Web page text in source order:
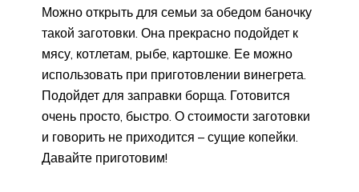
Можно открыть для семьи за обедом баночку
такой заготовки. Она прекрасно подойдет к
мясу, котлетам, рыбе, картошке. Ее можно
использовать при приготовлении винегрета.
Подойдет для заправки борща. Готовится
очень просто, быстро. О стоимости заготовки
и говорить не приходится – сущие копейки.
Давайте приготовим!